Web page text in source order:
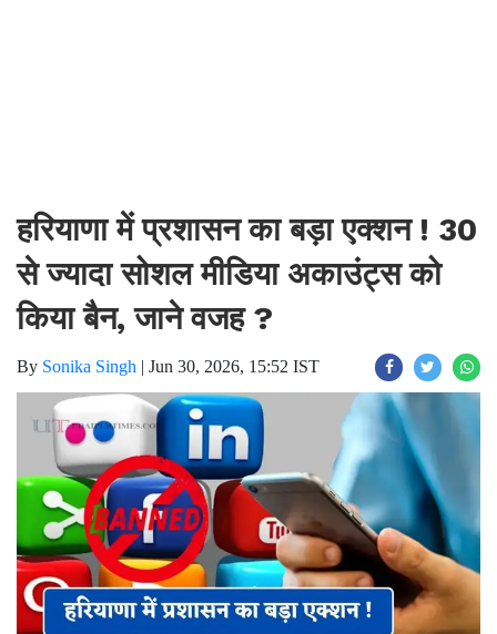
हरियाणा में प्रशासन का बड़ा एक्शन ! 30
से ज्यादा सोशल मीडिया अकाउंट्स को
किया बैन, जाने वजह ?
By Sonika Singh | Jun 30, 2026, 15:52 IST